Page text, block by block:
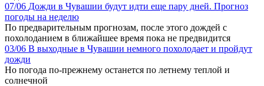
07/06 Дожди в Чувашии будут идти еще пару дней. Прогноз
погоды на неделю
По предварительным прогнозам, после этого дождей с
похолоданием в ближайшее время пока не предвидится
03/06 В выходные в Чувашии немного похолодает и пройдут
дожди
Но погода по-прежнему останется по летнему теплой и
солнечной